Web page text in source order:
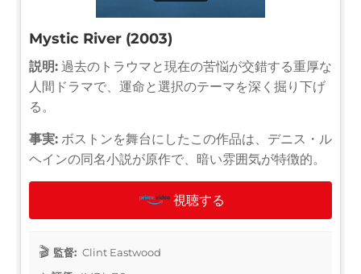
Mystic River (2003)
説明: 過去のトラウマと現在の苦悩が交錯する重厚な
人間ドラマで、運命と選択のテーマを深く掘り下げ
る。
事実: ボストンを舞台にしたこの作品は、デニス・ル
ヘインの同名小説が原作で、暗い雰囲気が特徴的。
視聴する
監督: Clint Eastwood